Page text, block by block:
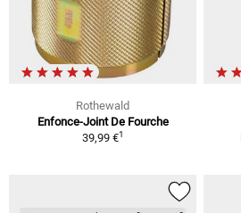
Rothewald
Enfonce-Joint De Fourche
39,99 €1